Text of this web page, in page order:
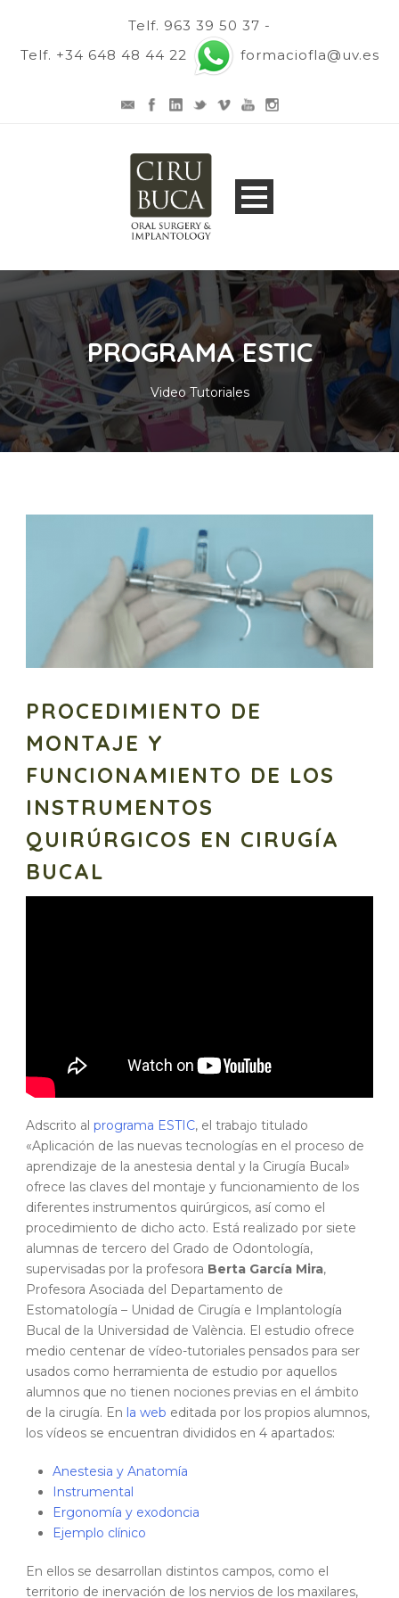
Telf. 963 39 50 37 -
Telf. +34 648 48 44 22
formaciofla@uv.es
PROGRAMA ESTIC
Video Tutoriales
PROCEDIMIENTO DE
MONTAJE Y
FUNCIONAMIENTO DE LOS
INSTRUMENTOS
QUIRÚRGICOS EN CIRUGÍA
BUCAL
Adscrito al programa ESTIC, el trabajo titulado
«Aplicación de las nuevas tecnologías en el proceso de
aprendizaje de la anestesia dental y la Cirugía Bucal»
ofrece las claves del montaje y funcionamiento de los
diferentes instrumentos quirúrgicos, así como el
procedimiento de dicho acto. Está realizado por siete
alumnas de tercero del Grado de Odontología,
supervisadas por la profesora Berta García Mira,
Profesora Asociada del Departamento de
Estomatología – Unidad de Cirugía e Implantología
Bucal de la Universidad de València. El estudio ofrece
medio centenar de vídeo-tutoriales pensados para ser
usados como herramienta de estudio por aquellos
alumnos que no tienen nociones previas en el ámbito
de la cirugía. En la web editada por los propios alumnos,
los vídeos se encuentran divididos en 4 apartados:
Anestesia y Anatomía
Instrumental
Ergonomía y exodoncia
Ejemplo clínico
En ellos se desarrollan distintos campos, como el
territorio de inervación de los nervios de los maxilares,